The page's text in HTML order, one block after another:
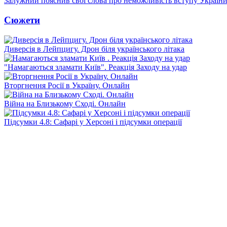
Сюжети
Диверсія в Лейпцигу. Дрон біля українського літака
"Намагаються зламати Київ". Реакція Заходу на удар
Вторгнення Росії в Україну. Онлайн
Війна на Близькому Сході. Онлайн
Підсумки 4.8: Сафарі у Херсоні і підсумки операції